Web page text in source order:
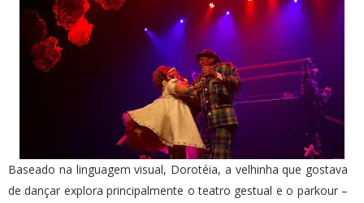
Baseado na linguagem visual, Dorotéia, a velhinha que gostava
de dançar explora principalmente o teatro gestual e o parkour –